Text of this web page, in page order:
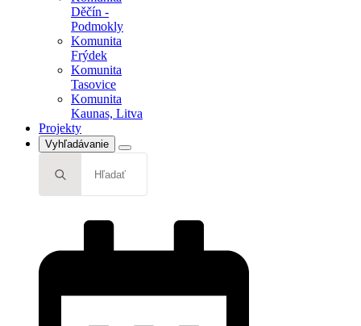
Děčín -
Podmokly
Komunita
Frýdek
Komunita
Tasovice
Komunita
Kaunas, Litva
Projekty
Vyhľadávanie
for: